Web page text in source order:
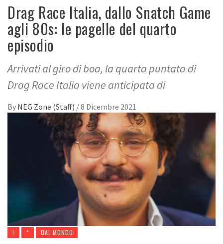
Drag Race Italia, dallo Snatch Game
agli 80s: le pagelle del quarto
episodio
Arrivati al giro di boa, la quarta puntata di
Drag Race Italia viene anticipata di
By NEG Zone (Staff) /8 Dicembre 2021
! * DAL MONDO